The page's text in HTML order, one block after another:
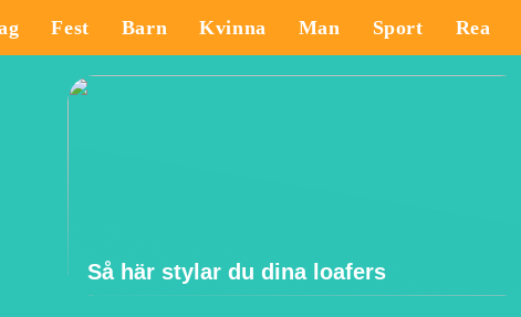
Fest Barn Kvinna Man Sport Rea
Så här stylar du dina loafers